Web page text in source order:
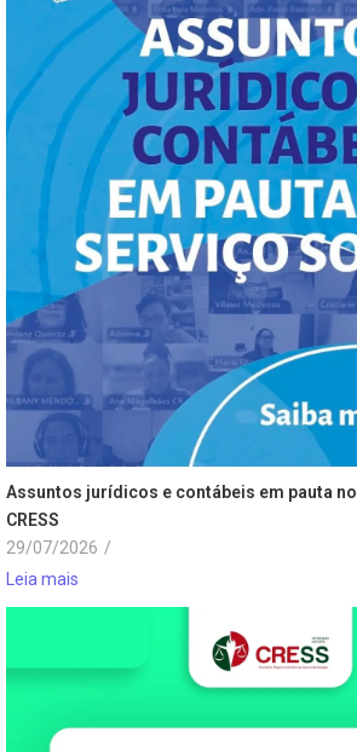
Assuntos jurídicos e contábeis em pauta no
CRESS
29/07/2026 /
Leia mais